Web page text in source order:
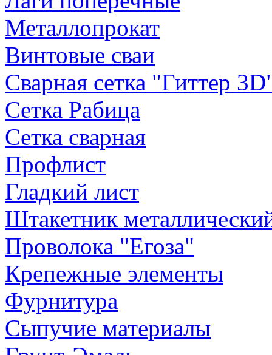
Металлопрокат
Винтовые сваи
Сварная сетка "Гиттер
Сетка Рабица
Сетка сварная
Профлист
Гладкий лист
Штакетник
Проволока "Егоза"
Крепежные элементы
Фурнитура
Сыпучие материалы